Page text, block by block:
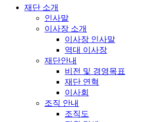
재단 소개
인사말
이사장 소개
이사장 인사말
역대 이사장
재단안내
비전 및 경영목표
재단 연혁
이사회
조직 안내
조직도